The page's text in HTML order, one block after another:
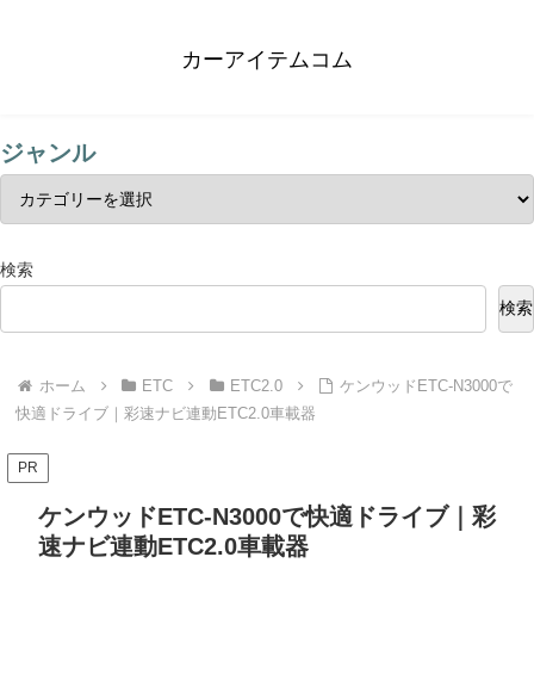
カーアイテムコム
ジャンル
検索
検索
ホーム ETC ETC2.0
ケンウッドETC-N3000で
快適ドライブ｜彩速ナビ連動ETC2.0車載器
PR
ケンウッドETC-N3000で快適ドライブ｜彩
速ナビ連動ETC2.0車載器